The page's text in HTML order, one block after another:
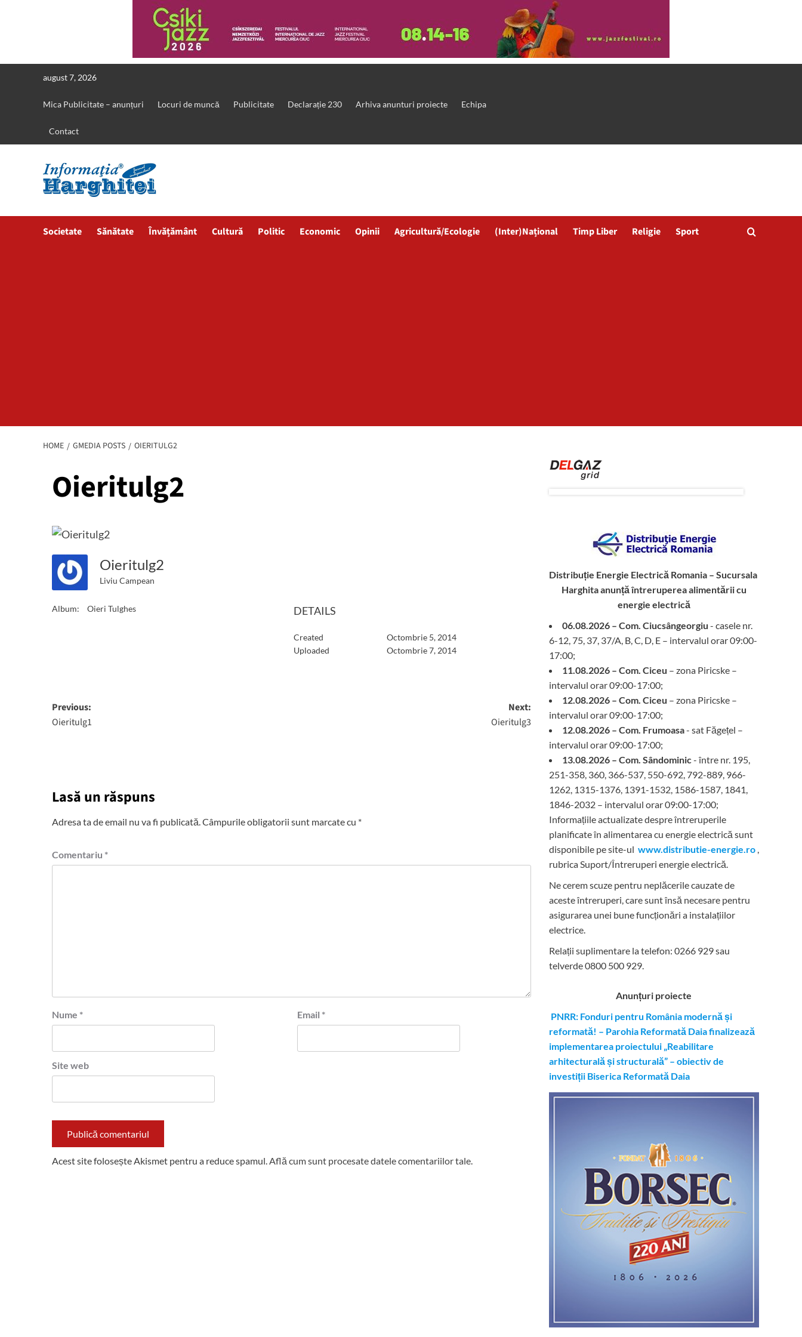
august 7, 2026
Mica Publicitate – anunțuri Locuri de muncă Publicitate Declarație 230 Arhiva anunturi proiecte Echipa
Contact
Societate Sănătate Învățământ Cultură Politic Economic Opinii Agricultură/Ecologie (Inter)Național Timp Liber Religie Sport
HOME GMEDIA POSTS OIERITULG2
Oieritulg2
Oieritulg2
Liviu Campean
Album: Oieri Tulghes DETAILS
Created
Octombrie 5, 2014
Uploaded
Octombrie 7, 2014
Post
navigation
Previous:
Oieritulg1
Next:
Oieritulg3
Lasă un răspuns
Adresa ta de email nu va fi publicată.Câmpurile obligatorii sunt marcate cu *
Comentariu *
Nume * Email *
Site web
Acest site folosește Akismet pentru a reduce spamul.Află cum sunt procesate datele comentariilor tale.
Distribuție Energie Electrică Romania – Sucursala
Harghitaanunță întreruperea alimentării cu
energie electrică
06.08.2026 – Com. Ciucsângeorgiu - casele nr.
6-12, 75, 37, 37/A, B, C, D, E – intervalul orar 09:00-
17:00;
11.08.2026 – Com. Ciceu – zona Piricske –
intervalul orar 09:00-17:00;
12.08.2026 – Com. Ciceu – zona Piricske –
intervalul orar 09:00-17:00;
12.08.2026 – Com. Frumoasa- sat Făgețel –
intervalul orar 09:00-17:00;
13.08.2026 – Com. Sândominic- între nr. 195,
251-358, 360, 366-537, 550-692, 792-889, 966-
1262, 1315-1376, 1391-1532, 1586-1587, 1841,
1846-2032 – intervalul orar 09:00-17:00;
Informațiile actualizate despre întreruperile
planificate în alimentarea cu energie electrică sunt
disponibile pe site-ul www.distributie-energie.ro ,
rubrica Suport/Întreruperi energie electrică.
Ne cerem scuze pentru neplăcerile cauzate de
aceste întreruperi, care sunt însă necesare pentru
asigurarea unei bune funcționări a instalațiilor
electrice.
Relații suplimentare la telefon: 0266 929 sau
telverde 0800 500 929.
Anunțuri proiecte
PNRR: Fonduri pentru România modernă și
reformată! – Parohia Reformată Daia finalizează
implementarea proiectului „Reabilitare
arhitecturală și structurală” – obiectiv de
investiții Biserica Reformată Daia